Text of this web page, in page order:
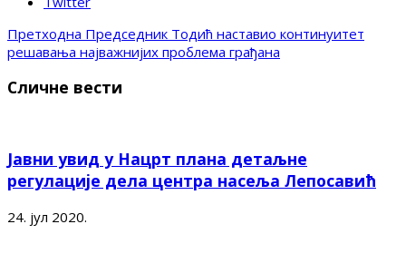
Претходна Председник Тодић наставио континуитет
решавања најважнијих проблема грађана
Сличне вести
Јавни увид у Нацрт плана детаљне
регулације дела центра насеља Лепосавић
24. јул 2020.